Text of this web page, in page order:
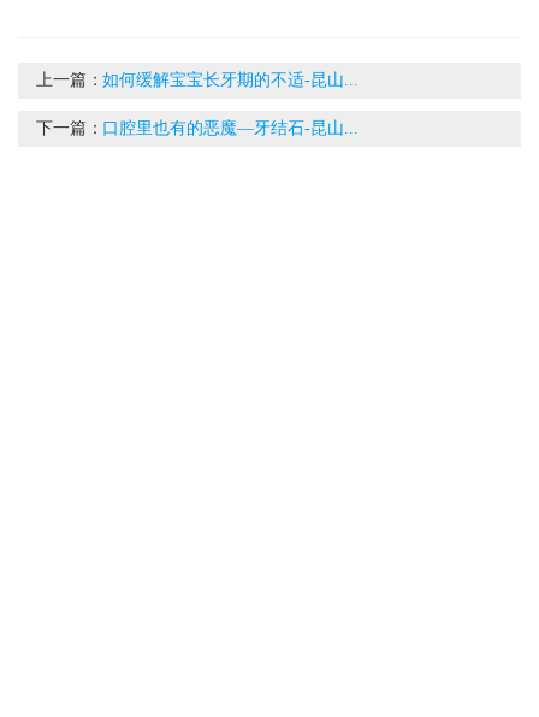
上一篇：如何缓解宝宝长牙期的不适-昆山...
下一篇： 口腔里也有的恶魔—牙结石-昆山...